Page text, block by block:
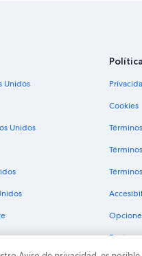
Unidos
Unidos
Cookies
Pautas